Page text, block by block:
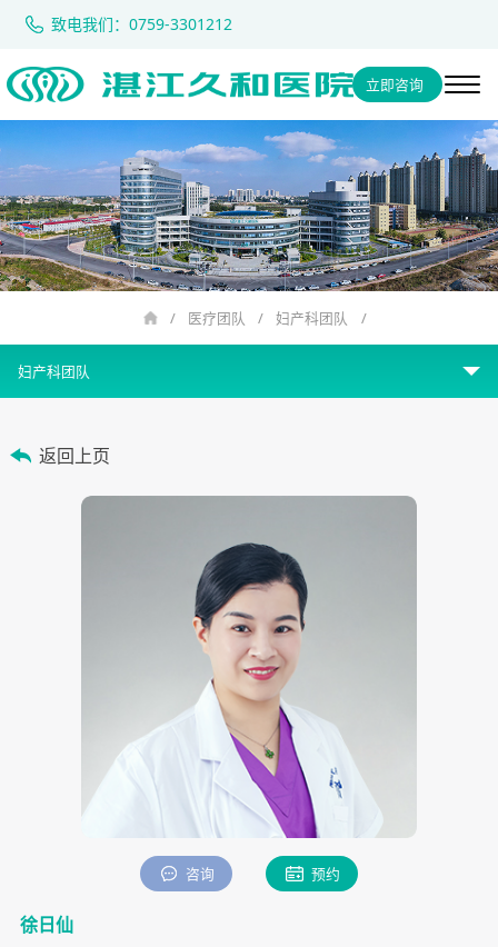
致电我们：0759-3301212
立即咨询
/ 医疗团队 / 妇产科团队 /
妇产科团队
胚胎实验室团队
妇产科团队
返回上页
咨询 预约
徐日仙